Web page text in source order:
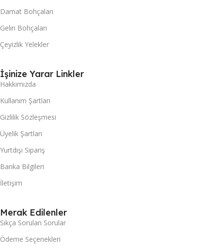
Damat Bohçaları
Gelin Bohçaları
Çeyizlik Yelekler
İşinize Yarar Linkler
Hakkımızda
Kullanım Şartları
Gizlilik Sözleşmesi
Üyelik Şartları
Yurtdışı Sipariş
Banka Bilgileri
İletişim
Merak Edilenler
Sıkça Sorulan Sorular
Ödeme Seçenekleri